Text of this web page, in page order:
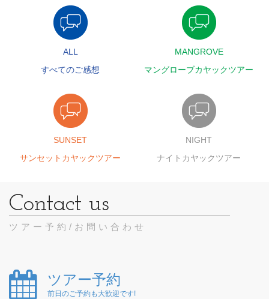
ALL
すべてのご感想
MANGROVE
マングローブカヤックツアー
SUNSET
サンセットカヤックツアー
NIGHT
ナイトカヤックツアー
ツアー予約/お問い合わせ
ツアー予約
前日のご予約も大歓迎です!